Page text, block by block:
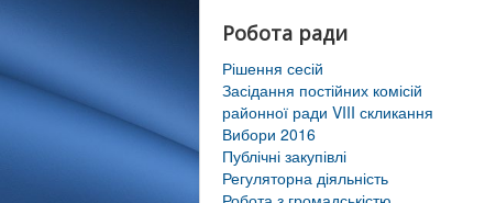
Робота ради
Рішення сесій
Засідання постійних комісій
районної ради VIII скликання
Вибори 2016
Публічні закупівлі
Регуляторна діяльність